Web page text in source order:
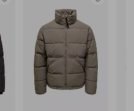
Lisää
Lisää